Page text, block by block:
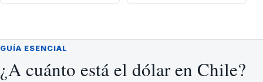
GUÍA ESENCIAL
¿A cuánto está el dólar en Chile?